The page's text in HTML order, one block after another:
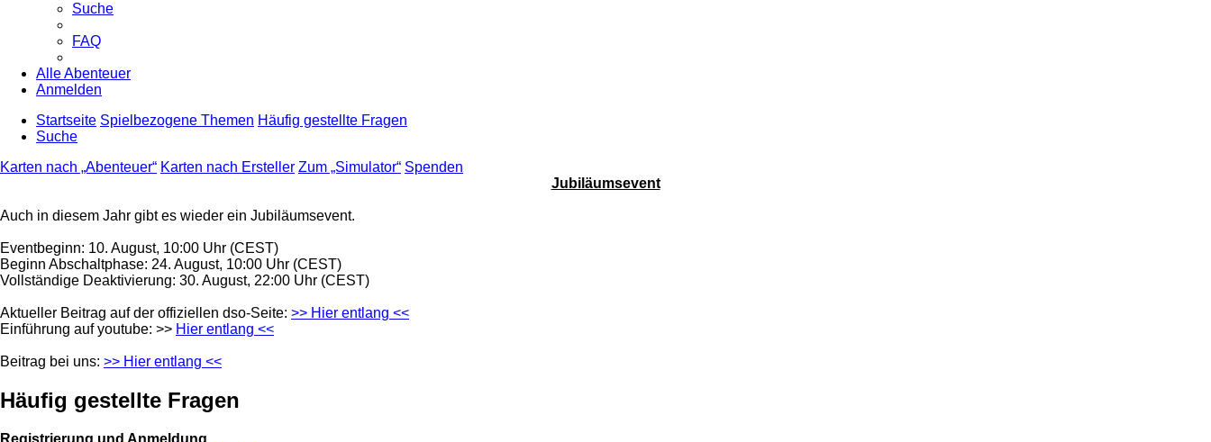
Suche
FAQ
Alle Abenteuer
Anmelden
Startseite Spielbezogene Themen Häufig gestellte Fragen
Suche
Karten nach „Abenteuer“ Karten nach Ersteller Zum „Simulator“ Spenden
Jubiläumsevent
Auch in diesem Jahr gibt es wieder ein Jubiläumsevent.
Eventbeginn: 10. August, 10:00 Uhr (CEST)
Beginn Abschaltphase: 24. August, 10:00 Uhr (CEST)
Vollständige Deaktivierung: 30. August, 22:00 Uhr (CEST)
Aktueller Beitrag auf der offiziellen dso-Seite: >> Hier entlang <<
Einführung auf youtube: >> Hier entlang <<
Beitrag bei uns: >> Hier entlang <<
Häufig gestellte Fragen
Registrierung und Anmeldung